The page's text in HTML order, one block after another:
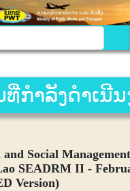
ທີ່ກຳລັງດຳເນີນ
Social Management
SEADRM II -
Version)